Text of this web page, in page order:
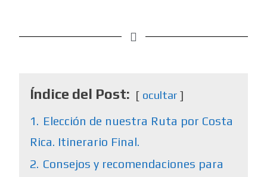
Índice del Post: ocultar
1. Elección de nuestra Ruta por Costa
Rica. Itinerario Final.
2. Consejos y recomendaciones para